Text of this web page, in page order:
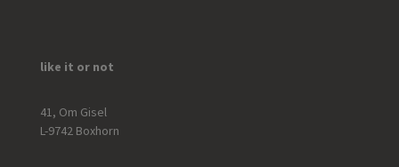
like it or not
41, Om Gisel
L-9742 Boxhorn